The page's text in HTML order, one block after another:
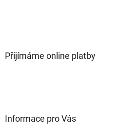
Přijímáme online platby
Informace pro Vás